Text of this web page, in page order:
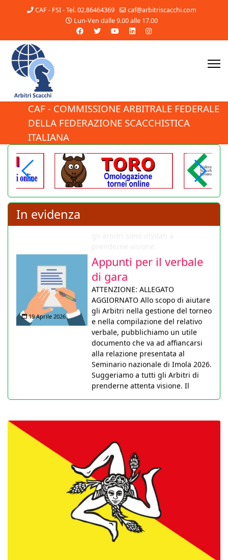
CAF - FSI - Tel. 02.86464369
caf@arbitriscacchi.com
Lun-Ven dalle 9.00 alle 17.00
CAF - COMMISSIONE ARBITRALE FEDERALE
DELLA FEDERAZIONE SCACCHISTICA
ITALIANA
In evidenza
11 Luglio 2026
Regolamento del
Settore Arbitrale!
Il Consiglio Federale ha approvato
il nuovo Regolamento del Settore
Arbitrale, che entra
19 Aprile 2026
di gara
ATTENZIONE: ALLEGATO
AGGIORNATO Allo scopo di aiutare
gli Arbitri nella gestione del torneo
e nella compilazione del relativo
verbale, pubblichiamo un utile
documento che va ad affiancarsi
alla relazione presentata al
Seminario nazionale di Imola 2026.
Suggeriamo a tutti gli Arbitri di
prenderne attenta visione. Il
documento sarà anche pubblicato
nella pagina didattica non appena
tecnicamente possibile.